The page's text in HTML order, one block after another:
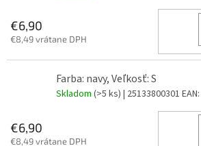
€6,90
€8,49 vrátane DPH
Farba: navy, Veľkosť: S
Skladom (>5 ks) | 25133800301 EAN:
€6,90
€8,49 vrátane DPH